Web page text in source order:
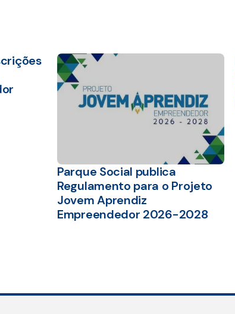
Parque Social publica
Regulamento para o Projeto
Jovem Aprendiz
Empreendedor 2026-2028